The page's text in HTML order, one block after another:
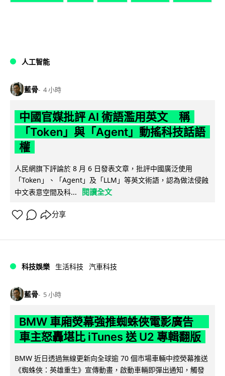
人工智能
藍骨 4 小時
中國官媒批評 AI 術語濫用英文 稱
「Token」與「Agent」動搖科技話語
權
人民網旗下評論於 8 月 6 日發表文章，批評中國廣泛使用
「Token」、「Agent」及「LLM」等英文術語，認為做法侵蝕
中文表意空間及科...
閱讀全文
分享
科技娛樂 生活科技 汽車科技
藍骨 5 小時
BMW 車廂熒幕強推蜘蛛俠電影廣告
車主怒轟堪比 iTunes 送 U2 專輯翻版
BMW 近日透過無線更新向全球逾 70 個市場車輛中控熒幕推送
《蜘蛛俠：英雄重生》宣傳動畫，啟動車輛即彈出通知，觸發